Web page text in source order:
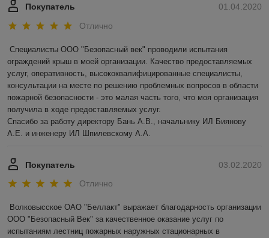
01.04.2020
Покупатель
Отлично
Специалисты ООО "Безопасный век" проводили испытания
ограждений крыш в моей организации. Качество предоставляемых
услуг, оперативность, высококвалифицированные специалисты,
консультации на месте по решению проблемных вопросов в области
пожарной безопасности - это малая часть того, что моя организация
получила в ходе предоставляемых услуг.
Спасибо за работу директору Бань А.В., начальнику ИЛ Биянову
А.Е. и инженеру ИЛ Шпилевскому А.А.
03.02.2020
Покупатель
Отлично
Волковысское ОАО "Беллакт" выражает благодарность организации
ООО "Безопасный Век" за качественное оказание услуг по
испытаниям лестниц пожарных наружных стационарных в